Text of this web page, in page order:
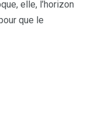
elle, l’horizon
que le